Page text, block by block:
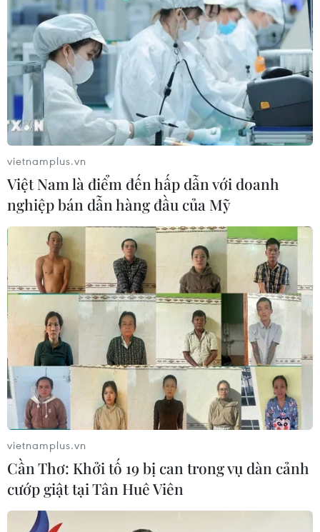
vietnamplus.vn
Việt Nam là điểm đến hấp dẫn với doanh
nghiệp bán dẫn hàng đầu của Mỹ
vietnamplus.vn
Cần Thơ: Khởi tố 19 bị can trong vụ dàn cảnh
cướp giật tại Tân Huê Viên